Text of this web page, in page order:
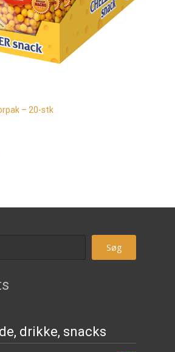
– 20-stk
Søg
drikke, snacks